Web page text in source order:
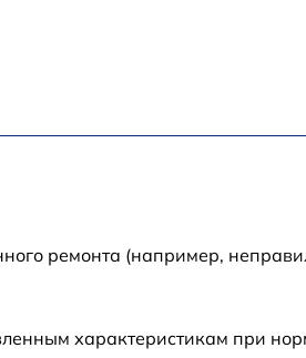
ремонта (например,
характеристикам при